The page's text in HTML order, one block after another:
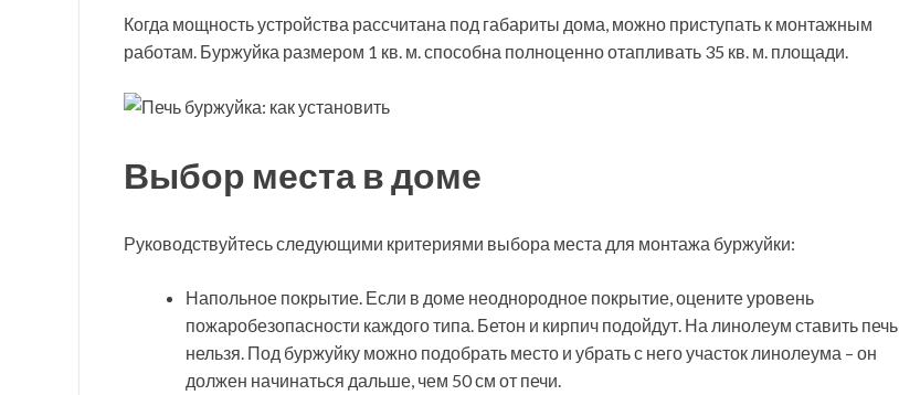
Когда мощность устройства рассчитана под габариты дома, можно приступать к монтажным
работам. Буржуйка размером 1 кв. м. способна полноценно отапливать 35 кв. м. площади.
Выбор места в доме
Руководствуйтесь следующими критериями выбора места для монтажа буржуйки:
Напольное покрытие. Если в доме неоднородное покрытие, оцените уровень
пожаробезопасности каждого типа. Бетон и кирпич подойдут. На линолеум ставить печь
нельзя. Под буржуйку можно подобрать место и убрать с него участок линолеума – он
должен начинаться дальше, чем 50 см от печи.